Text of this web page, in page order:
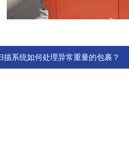
描系统如何处理异常重量的包裹？